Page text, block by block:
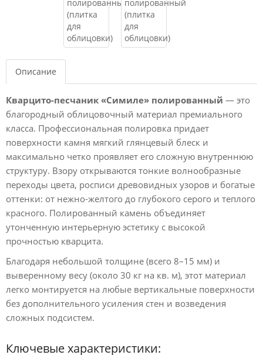
Описание
Кварцито-песчаник «Симиле» полированный — это
благородный облицовочный материал премиального
класса. Профессиональная полировка придает
поверхности камня мягкий глянцевый блеск и
максимально четко проявляет его сложную внутреннюю
структуру. Взору открываются тонкие волнообразные
переходы цвета, росписи древовидных узоров и богатые
оттенки: от нежно-желтого до глубокого серого и теплого
красного. Полированный камень объединяет
утонченную интерьерную эстетику с высокой
прочностью кварцита.
Благодаря небольшой толщине (всего 8–15 мм) и
выверенному весу (около 30 кг на кв. м), этот материал
легко монтируется на любые вертикальные поверхности
без дополнительного усиления стен и возведения
сложных подсистем.
Ключевые характеристики: